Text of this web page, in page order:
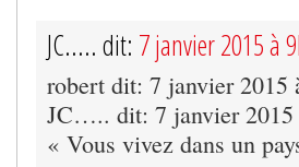
JC..... dit: 7 janvier 2015 à
robert dit: 7 janvier 2015
JC….. dit: 7 janvier 2015
« Vous vivez dans un